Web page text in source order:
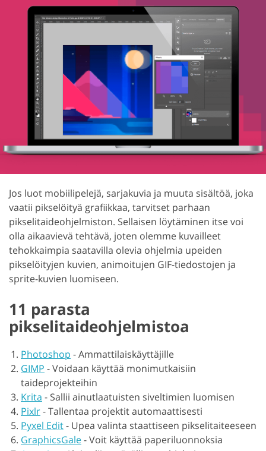
Jos luot mobiilipelejä, sarjakuvia ja muuta sisältöä, joka
vaatii pikselöityä grafiikkaa, tarvitset parhaan
pikselitaideohjelmiston. Sellaisen löytäminen itse voi
olla aikaavievä tehtävä, joten olemme kuvailleet
tehokkaimpia saatavilla olevia ohjelmia upeiden
pikselöityjen kuvien, animoitujen GIF-tiedostojen ja
sprite-kuvien luomiseen.
11 parasta
pikselitaideohjelmistoa
Photoshop -Ammattilaiskäyttäjille
GIMP -Voidaan käyttää monimutkaisiin
taideprojekteihin
Krita - Sallii ainutlaatuisten siveltimien luomisen
Pixlr-Tallentaa projektit automaattisesti
Pyxel Edit- Upea valinta staattiseen pikselitaiteeseen
GraphicsGale-Voit käyttää paperiluonnoksia